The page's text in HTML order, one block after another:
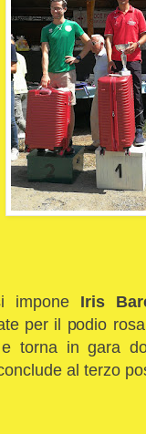
imponeIris
per il podio
torna in gara
al terzo